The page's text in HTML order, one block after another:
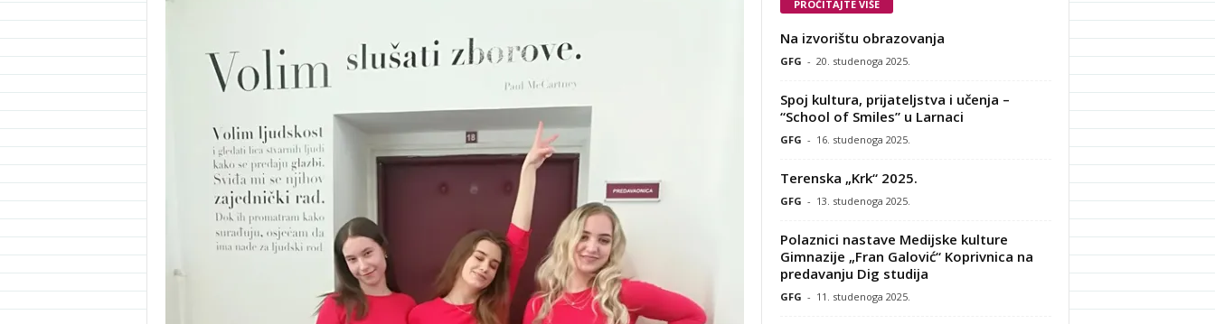
PROČITAJTE VIŠE
Na izvorištu obrazovanja
GFG - 20. studenoga 2025.
Spoj kultura, prijateljstva i učenja –
“School of Smiles” u Larnaci
GFG - 16. studenoga 2025.
Terenska „Krk“ 2025.
GFG - 13. studenoga 2025.
Polaznici nastave Medijske kulture
Gimnazije „Fran Galović“ Koprivnica na
predavanju Dig studija
GFG - 11. studenoga 2025.